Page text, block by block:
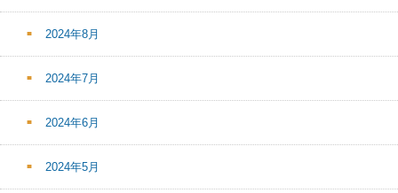
2024年8月
2024年7月
2024年6月
2024年5月